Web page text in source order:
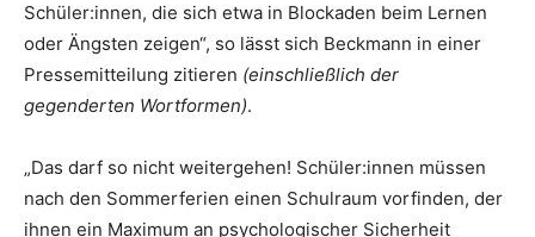
Schüler:innen, die sich etwa in Blockaden beim Lernen
oder Ängsten zeigen“, so lässt sich Beckmann in einer
Pressemitteilung zitieren (einschließlich der
gegenderten Wortformen).
„Das darf so nicht weitergehen! Schüler:innen müssen
nach den Sommerferien einen Schulraum vorfinden, der
ihnen ein Maximum an psychologischer Sicherheit